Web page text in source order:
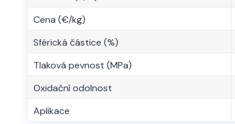
Cena (€/kg)
Sférická částice (%)
Tlaková pevnost (MPa)
Oxidační odolnost
Aplikace